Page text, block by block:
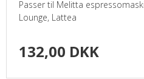
Passer til Melitta
Lounge, Lattea
132,00 DKK